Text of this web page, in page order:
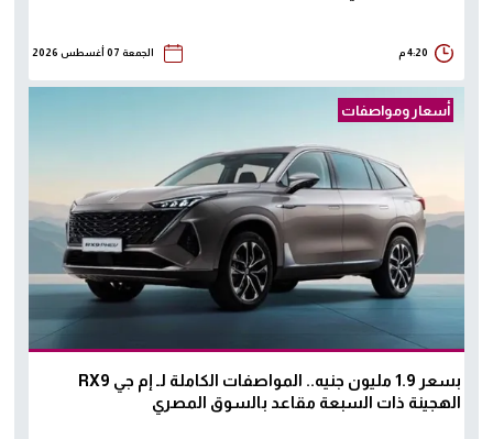
4:20 م الجمعة 07 أغسطس 2026
أسعار ومواصفات
بسعر 1.9 مليون جنيه.. المواصفات الكاملة لـ إم جي RX9
الهجينة ذات السبعة مقاعد بالسوق المصري